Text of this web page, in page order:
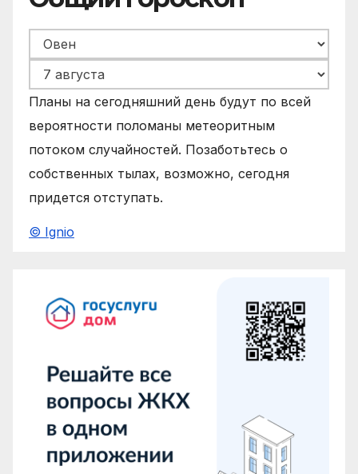
Планы на сегодняшний день будут по всей
вероятности поломаны метеоритным
потоком случайностей. Позаботьтесь о
собственных тылах, возможно, сегодня
придется отступать.
© Ignio